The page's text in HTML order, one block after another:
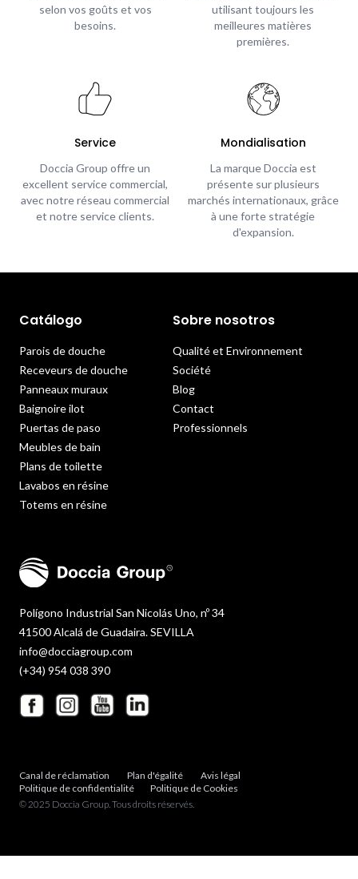
selon vos goûts et vos
besoins.
utilisant toujours les
meilleures matières
premières.
Service
Doccia Group offre un
excellent service commercial,
avec notre réseau commercial
et notre service clients.
Mondialisation
La marque Doccia est
présente sur plusieurs
marchés internationaux, grâce
à une forte stratégie
d'expansion.
Polígono Industrial San Nicolás Uno, nº 34
41500 Alcalá de Guadaira. SEVILLA
info@docciagroup.com
(+34) 954 038 390
Catálogo
Parois de douche
Receveurs de douche
Panneaux muraux
Baignoire ilot
Puertas de paso
Meubles de bain
Plans de toilette
Lavabos en résine
Totems en résine
Sobre nosotros
Qualité et Environnement
Société
Blog
Contact
Professionnels
Canal de réclamation Plan d'égalité
Avis légal
Politique de confidentialité
Politique de Cookies
© 2025 Doccia Group. Tous droits réservés.